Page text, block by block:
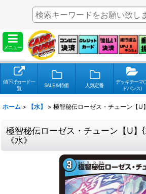
メニュー
値下げカード一
覧
SALE＆特価 人気定番
デッキテーマ(
ドバンス)
ホーム > 【水】 > 極智秘伝ローゼス・チューン【U
極智秘伝ローゼス・チューン【U
《水》